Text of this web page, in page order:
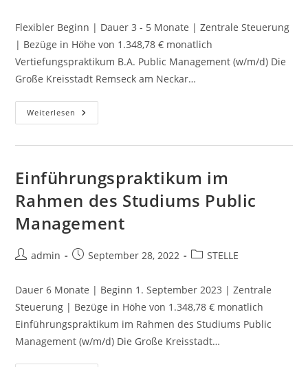
Flexibler Beginn | Dauer 3 - 5 Monate | Zentrale Steuerung
| Bezüge in Höhe von 1.348,78 € monatlich
Vertiefungspraktikum B.A. Public Management (w/m/d) Die
Große Kreisstadt Remseck am Neckar…
Weiterlesen
Einführungspraktikum im
Rahmen des Studiums Public
Management
admin September 28, 2022 STELLE
Dauer 6 Monate | Beginn 1. September 2023 | Zentrale
Steuerung | Bezüge in Höhe von 1.348,78 € monatlich
Einführungspraktikum im Rahmen des Studiums Public
Management (w/m/d) Die Große Kreisstadt…